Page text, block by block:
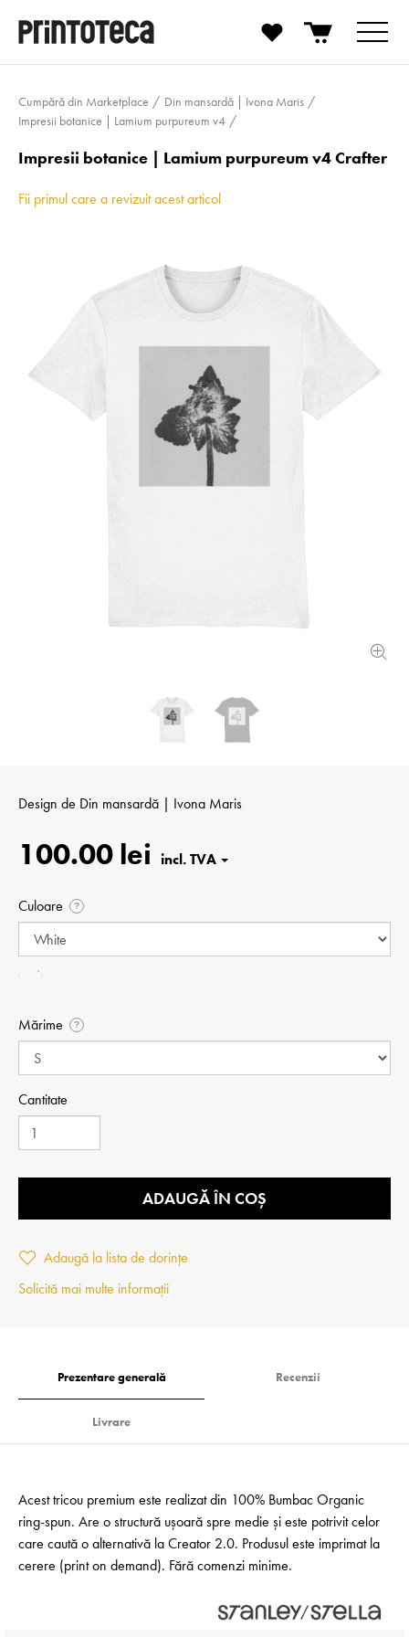
Cumpără din Marketplace
Din mansardă | Ivona Maris
Impresii botanice | Lamium purpureum v4
Impresii botanice | Lamium purpureum v4 Crafter
Fii primul care a revizuit acest articol
Design de Din mansardă | Ivona Maris
100.00 lei
Culoare ?
Mărime ?
Cantitate
ADAUGĂ ÎN COȘ
Adaugă la lista de dorințe
Solicită mai multe informații
Prezentare generală Recenzii
Livrare
Acest tricou premium este realizat din 100% Bumbac Organic
ring-spun. Are o structură ușoară spre medie și este potrivit celor
care caută o alternativă la Creator 2.0. Produsul este imprimat la
cerere (print on demand). Fără comenzi minime.